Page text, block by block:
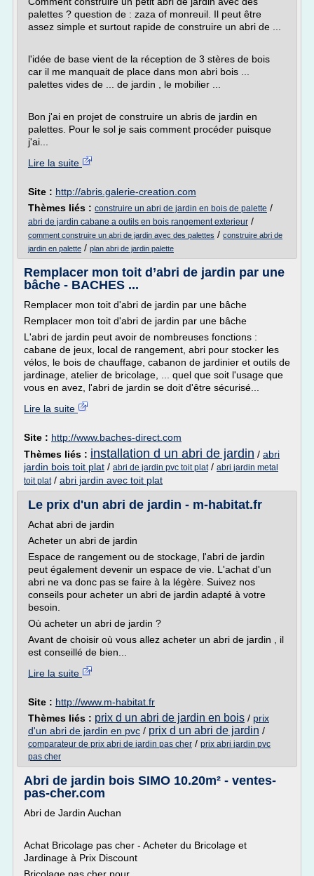
palettes ? question de : zaza of monreuil. Il peut être
assez simple et surtout rapide de construire un abri de ...
l'idée de base vient de la réception de 3 stères de bois
car il me manquait de place dans mon abri bois ...
palettes vides de ... de jardin , le mobilier ...
Bon j'ai en projet de construire un abris de jardin en
palettes. Pour le sol je sais comment procéder puisque
j'ai...
Lire la suite
Site : http://abris.galerie-creation.com
Thèmes liés : construire un abri de jardin en bois de palette /
abri de jardin cabane a outils en bois rangement exterieur /
comment construire un abri de jardin avec des palettes / construire abri de
jardin en palette / plan abri de jardin palette
Remplacer mon toit d’abri de jardin par une
bâche - BACHES ...
Remplacer mon toit d'abri de jardin par une bâche
Remplacer mon toit d'abri de jardin par une bâche
L'abri de jardin peut avoir de nombreuses fonctions :
cabane de jeux, local de rangement, abri pour stocker les
vélos, le bois de chauffage, cabanon de jardinier et outils de
jardinage, atelier de bricolage, ... quel que soit l'usage que
vous en avez, l'abri de jardin se doit d'être sécurisé...
Lire la suite
Site : http://www.baches-direct.com
Thèmes liés : installation d un abri de jardin / abri
jardin bois toit plat / abri de jardin pvc toit plat/ abri jardin metal
toit plat/ abri jardin avec toit plat
Le prix d'un abri de jardin - m-habitat.fr
Achat abri de jardin
Acheter un abri de jardin
Espace de rangement ou de stockage, l'abri de jardin
peut également devenir un espace de vie. L'achat d'un
abri ne va donc pas se faire à la légère. Suivez nos
conseils pour acheter un abri de jardin adapté à votre
besoin.
Où acheter un abri de jardin ?
Avant de choisir où vous allez acheter un abri de jardin , il
est conseillé de bien...
Lire la suite
Site : http://www.m-habitat.fr
Thèmes liés : prix d un abri de jardin en bois / prix
d'un abri de jardin en pvc / prix d un abri de jardin /
comparateur de prix abri de jardin pas cher / prix abri jardin pvc
pas cher
Abri de jardin bois SIMO 10.20m² - ventes-
pas-cher.com
Abri de Jardin Auchan
Achat Bricolage pas cher - Acheter du Bricolage et
Jardinage à Prix Discount